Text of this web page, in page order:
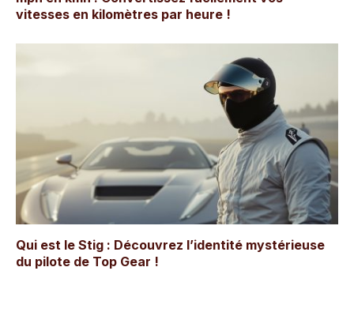
vitesses en kilomètres par heure !
Qui est le Stig : Découvrez l’identité mystérieuse
du pilote de Top Gear !